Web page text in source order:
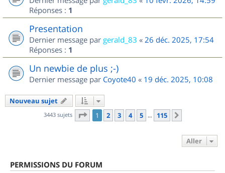
Réponses : 1
Presentation
Dernier message par gerald_83 « 26 déc. 2025, 17:54
Réponses : 1
Un newbie de plus ;-)
Dernier message par Coyote40 « 19 déc. 2025, 10:08
Nouveau sujet
3443 sujets Page 1sur 115
1 2 3 4 5 … 115
Aller
PERMISSIONS DU FORUM